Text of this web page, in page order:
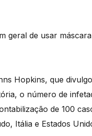
geral de usar
Hopkins, que
o número de
de 100
Itália e Estados